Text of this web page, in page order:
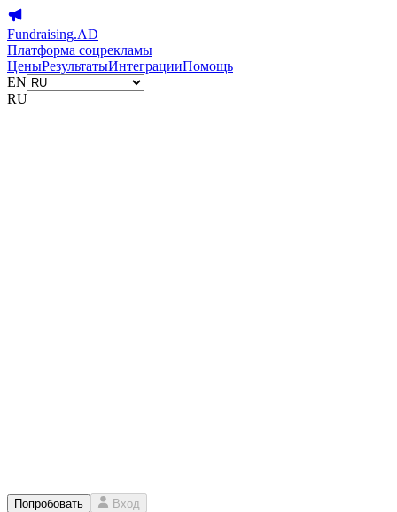
Fundraising.AD
Платформа соцрекламы
ЦеныРезультатыИнтеграцииПомощь
EN
RU
Попробовать Вход